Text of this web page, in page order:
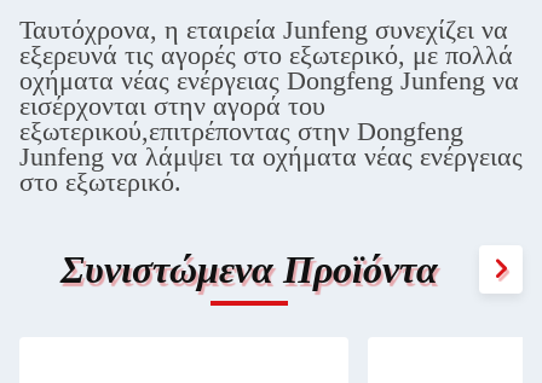
Ταυτόχρονα, η εταιρεία Junfeng συνεχίζει να
εξερευνά τις αγορές στο εξωτερικό, με πολλά
οχήματα νέας ενέργειας Dongfeng Junfeng να
εισέρχονται στην αγορά του
εξωτερικού,επιτρέποντας στην Dongfeng
Junfeng να λάμψει τα οχήματα νέας ενέργειας
στο εξωτερικό.
Συνιστώμενα Προϊόντα